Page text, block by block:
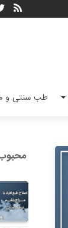
طب سنتی و